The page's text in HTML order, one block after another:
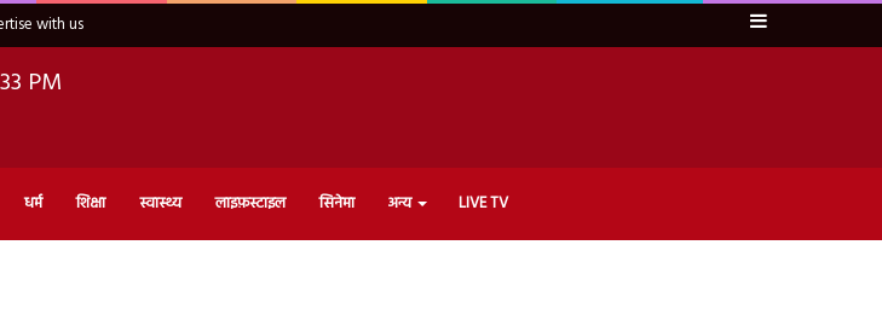
with us Sidebar
PM
धर्म शिक्षा स्वास्थ्य लाइफ़स्टाइल सिनेमा अन्य LIVE TV